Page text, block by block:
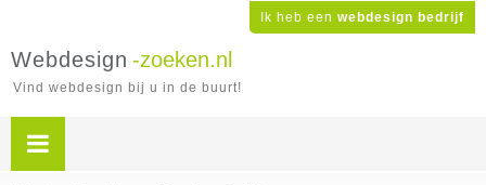
Ik heb een webdesign bedrijf
Webdesign -zoeken.nl
Vind webdesign bij u in de buurt!